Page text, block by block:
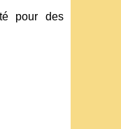
pour des